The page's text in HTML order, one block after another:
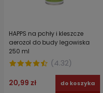
HAPPS na pchły i kleszcze
aerozol do budy legowiska
250 ml
(4.32)
20,99 zł do koszyka